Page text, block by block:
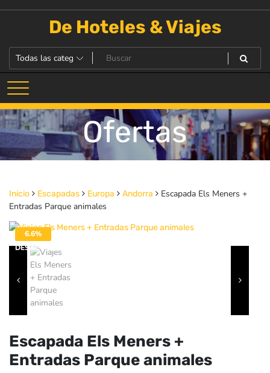
De Hoteles & Viajes
Ofertas
Inicio Escapadas Europa Andorra
Escapada Els Meners +
Entradas Parque animales
6.6%
DESACTIVADO
Escapada Els Meners +
Entradas Parque animales